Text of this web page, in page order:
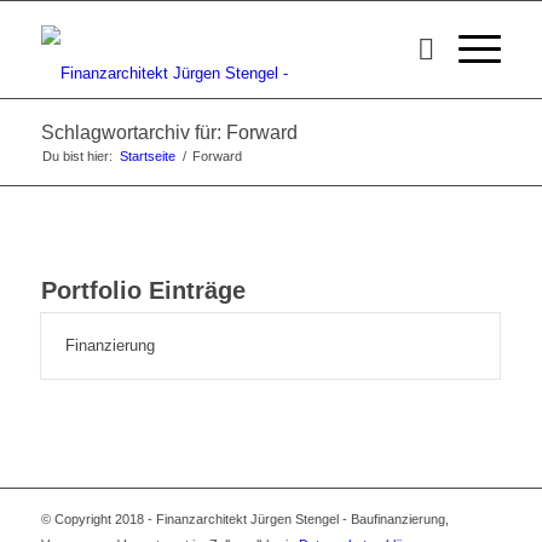
Schlagwortarchiv für: Forward
Du bist hier: Startseite / Forward
Portfolio Einträge
Finanzierung
© Copyright 2018 - Finanzarchitekt Jürgen Stengel - Baufinanzierung,